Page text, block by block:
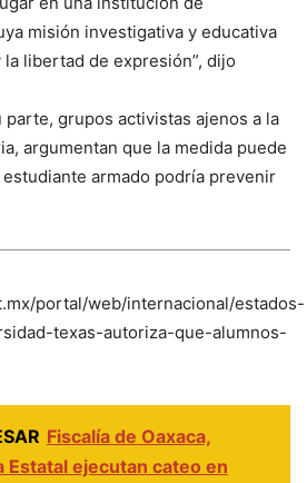
misión investigativa y educativa
libertad de expresión”, dijo
grupos activistas ajenos a la
argumentan que la medida puede
armado podría prevenir
portal/web/internacional/estados-
texas-autoriza-que-alumnos-
Fiscalía de Oaxaca,
Estatal ejecutan cateo en